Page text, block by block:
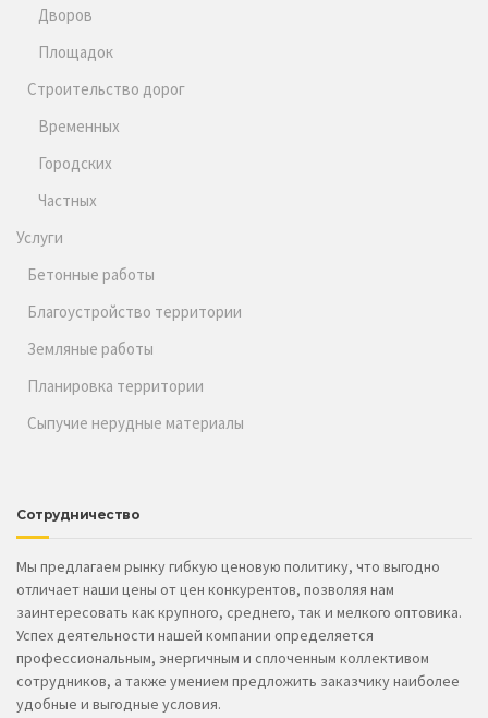
Дворов
Площадок
Строительство дорог
Временных
Городских
Частных
Услуги
Бетонные работы
Благоустройство территории
Земляные работы
Планировка территории
Сыпучие нерудные материалы
Сотрудничество
Мы предлагаем рынку гибкую ценовую политику, что выгодно
отличает наши цены от цен конкурентов, позволяя нам
заинтересовать как крупного, среднего, так и мелкого оптовика.
Успех деятельности нашей компании определяется
профессиональным, энергичным и сплоченным коллективом
сотрудников, а также умением предложить заказчику наиболее
удобные и выгодные условия.